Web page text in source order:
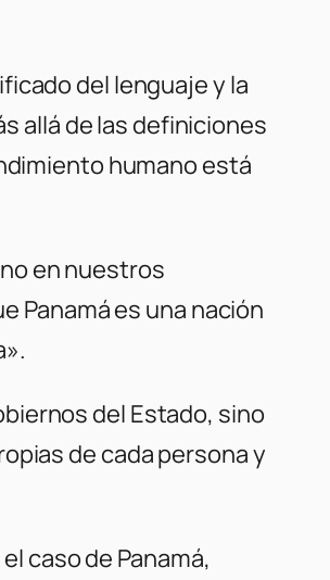
del lenguaje y la
allá de las definiciones
humano está
en nuestros
Panamá es una nación
del Estado, sino
de cada persona y
caso de Panamá,